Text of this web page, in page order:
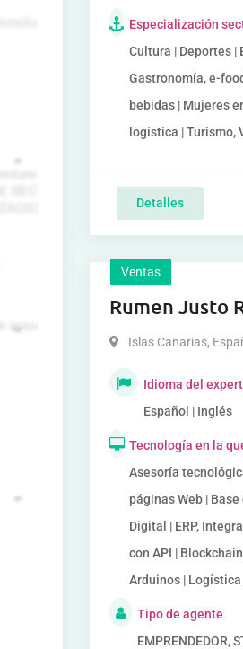
Especialización
Cultura | Deportes |
Gastronomía, e-
bebidas | Mujeres
logística | Turismo,
Detalles
Ventas
Rumen Justo
Islas Canarias,
Idioma del
Español | Inglés
Tecnología en la
Asesoría
páginas Web |
Digital | ERP,
con API |
Arduinos |
Tipo de agente
EMPRENDEDOR,